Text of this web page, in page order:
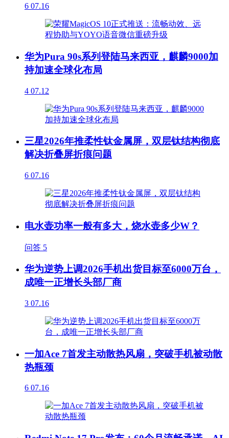
6 07.16
华为Pura 90s系列登陆马来西亚，麒麟9000加
持加速全球化布局
4 07.12
三星2026年推柔性钛金属屏，双层钛结构彻底
解决折叠屏折痕问题
6 07.16
电水壶功率一般有多大，烧水壶多少W？
问答 5
华为逆势上调2026手机出货目标至6000万台，
成唯一正增长头部厂商
3 07.16
一加Ace 7首发主动散热风扇，突破手机被动散
热瓶颈
6 07.16